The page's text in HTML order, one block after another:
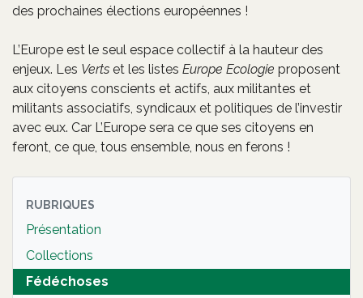
des prochaines élections européennes !
L’Europe est le seul espace collectif à la hauteur des
enjeux. Les Verts et les listes Europe Ecologie proposent
aux citoyens conscients et actifs, aux militantes et
militants associatifs, syndicaux et politiques de l’investir
avec eux. Car L’Europe sera ce que ses citoyens en
feront, ce que, tous ensemble, nous en ferons !
RUBRIQUES
Présentation
Collections
Fédéchoses